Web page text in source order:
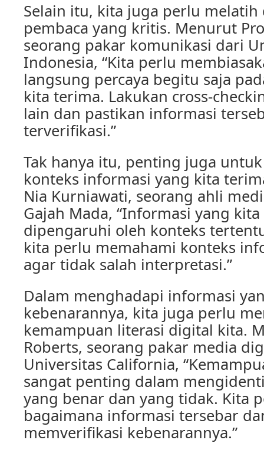
Selain itu, kita juga perlu
pembaca yang kritis. Menurut
seorang pakar komunikasi dari
Indonesia, “Kita perlu
langsung percaya begitu saja
kita terima. Lakukan cross-
lain dan pastikan informasi
terverifikasi.”
Tak hanya itu, penting juga
konteks informasi yang kita
Nia Kurniawati, seorang ahli
Gajah Mada, “Informasi yang
dipengaruhi oleh konteks
kita perlu memahami konteks
agar tidak salah interpretasi.”
Dalam menghadapi informasi
kebenarannya, kita juga perlu
kemampuan literasi digital kita.
Roberts, seorang pakar media
Universitas California,
sangat penting dalam
yang benar dan yang tidak. Kita
bagaimana informasi tersebar
memverifikasi kebenarannya.”